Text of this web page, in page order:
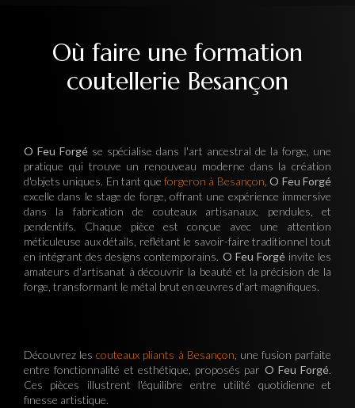
Où faire une formation
coutellerie Besançon
O Feu Forgé se spécialise dans l'art ancestral de la forge, une
pratique qui trouve un renouveau moderne dans la création
d'objets uniques. En tant que forgeron à Besançon ,O Feu Forgé
excelle dans le stage de forge, offrant une expérience immersive
dans la fabrication de couteaux artisanaux, pendules, et
pendentifs. Chaque pièce est conçue avec une attention
méticuleuse aux détails, reflétant le savoir-faire traditionnel tout
en intégrant des designs contemporains. O Feu Forgéinvite les
amateurs d'artisanat à découvrir la beauté et la précision de la
forge, transformant le métal brut en œuvres d'art magnifiques.
Découvrez lescouteaux pliants à Besançon , une fusion parfaite
entre fonctionnalité et esthétique, proposés par O Feu Forgé.
Ces pièces illustrent l'équilibre entre utilité quotidienne et
finesse artistique.